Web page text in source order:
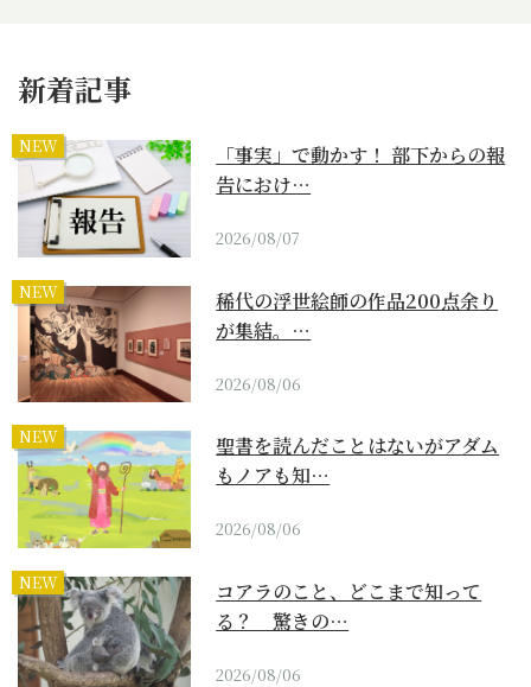
新着記事
NEW
「事実」で動かす！ 部下からの報
告におけ…
2026/08/07
NEW
稀代の浮世絵師の作品200点余り
が集結。…
2026/08/06
NEW
聖書を読んだことはないがアダム
もノアも知…
2026/08/06
NEW
コアラのこと、どこまで知って
る？ 驚きの…
2026/08/06